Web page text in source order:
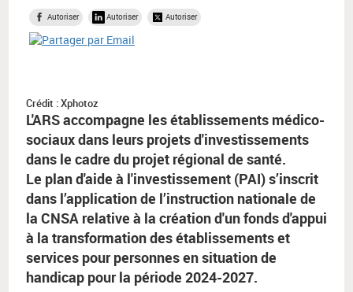
Autoriser Autoriser Autoriser
Crédit : Xphotoz
L'ARS accompagne les établissements médico-
sociaux dans leurs projets d'investissements
dans le cadre du projet régional de santé.
Le plan d'aide à l'investissement (PAI) s’inscrit
dans l’application de l’instruction nationale de
la CNSA relative à la création d'un fonds d'appui
à la transformation des établissements et
services pour personnes en situation de
handicap pour la période 2024-2027.